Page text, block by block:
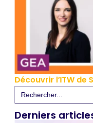
Découvrir l’ITW de
Search
for:
Derniers